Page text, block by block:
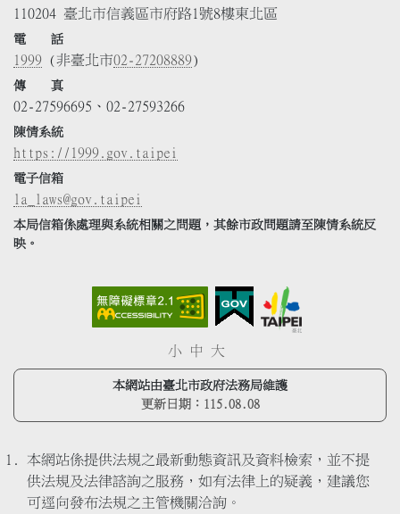
110204 臺北市信義區市府路1號8樓東北區
電 話
1999 (非臺北市02-27208889)
傳 真
02-27596695、02-27593266
陳情系統
https://1999.gov.taipei
電子信箱
la_laws@gov.taipei
本局信箱係處理與系統相關之問題，其餘市政問題請至陳情系統反
映。
小 中 大
本網站由臺北市政府法務局維護
更新日期： 115.08.08
本網站係提供法規之最新動態資訊及資料檢索，並不提
供法規及法律諮詢之服務，如有法律上的疑義，建議您
可逕向發布法規之主管機關洽詢。